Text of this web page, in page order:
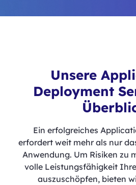
Unsere
Deployment
Ein erfolgreiches
erfordert weit mehr als nur
Anwendung. Um Risiken zu
volle Leistungsfähigkeit
auszuschöpfen, bieten